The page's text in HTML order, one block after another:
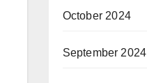
October 2024
September 2024